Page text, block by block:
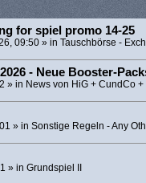
for spiel promo 14-25
09:50» in Tauschbörse -
- Neue Booster-
» in News von HiG + CundCo
» in Sonstige Regeln - Any
» in Grundspiel II